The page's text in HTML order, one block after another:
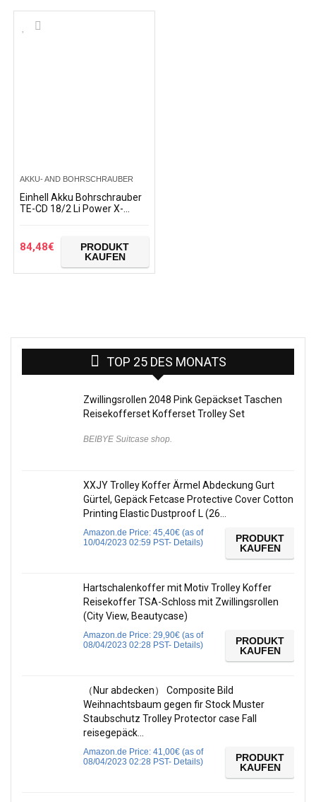
AKKU- AND BOHRSCHRAUBER
Einhell Akku Bohrschrauber
TE-CD 18/2 Li Power X-
84,48€
PRODUKT
KAUFEN
TOP 25 DES MONATS
Zwillingsrollen 2048 Pink Gepäckset Taschen
Reisekofferset Kofferset Trolley Set
BEIBYE Suitcase shop.
XXJY Trolley Koffer Ärmel Abdeckung Gurt
Gürtel, Gepäck Fetcase Protective Cover Cotton
Printing Elastic Dustproof L (26…
Amazon.de Price: 45,40€ (as of
10/04/2023 02:59 PST- Details)
PRODUKT
KAUFEN
Hartschalenkoffer mit Motiv Trolley Koffer
Reisekoffer TSA-Schloss mit Zwillingsrollen
(City View, Beautycase)
Amazon.de Price: 29,90€ (as of
08/04/2023 02:28 PST- Details)
PRODUKT
KAUFEN
（Nur abdecken） Composite Bild
Weihnachtsbaum gegen fir Stock Muster
Staubschutz Trolley Protector case Fall
reisegepäck…
Amazon.de Price: 41,00€ (as of
08/04/2023 02:28 PST- Details)
PRODUKT
KAUFEN